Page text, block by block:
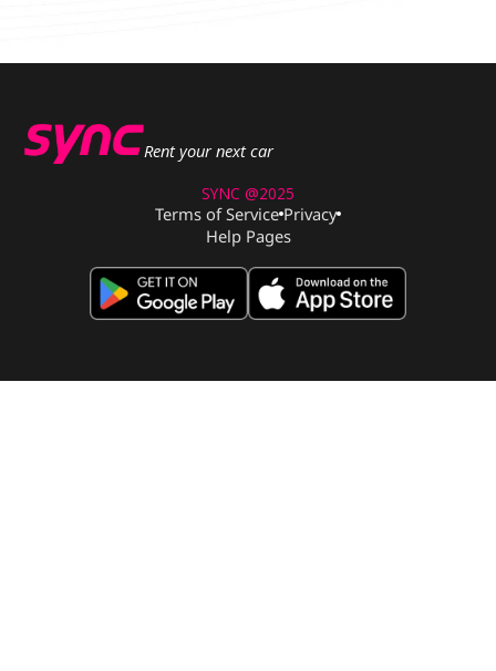
Rent your next car
SYNC @2025
Terms of Service Privacy
Help Pages